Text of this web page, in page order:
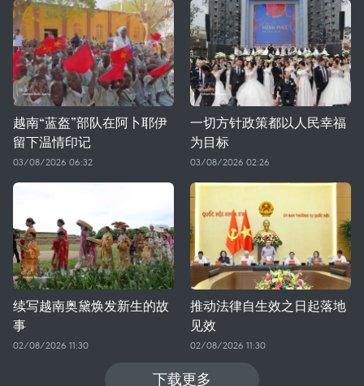
越南“蓝盔”部队在阿卜耶伊
留下温情印记
03/08/2026 06:32
一切方针政策都以人民幸福
为目标
03/08/2026 02:26
续写越南奥黛焕发新生的故
事
02/08/2026 11:30
推动法律自生效之日起落地
见效
02/08/2026 11:30
下载更多